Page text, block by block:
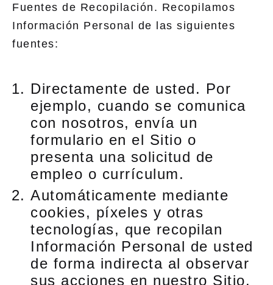
Fuentes de Recopilación. Recopilamos
Información Personal de las siguientes
fuentes:
Directamente de usted. Por
ejemplo, cuando se comunica
con nosotros, envía un
formulario en el Sitio o
presenta una solicitud de
empleo o currículum.
Automáticamente mediante
cookies, píxeles y otras
tecnologías, que recopilan
Información Personal de usted
de forma indirecta al observar
sus acciones en nuestro Sitio.